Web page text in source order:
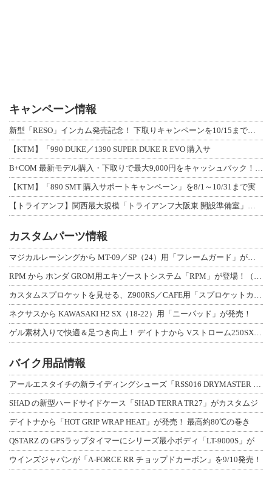
キャンペーン情報
【KTM】「990 DUKE／1390 SUPER DUKE R EVO 購入サ
【KTM】「890 SMT 購入サポートキャンペーン」を8/1～10/31まで実
カスタムパーツ情報
ネクサスから KAWASAKI H2 SX（18-22）用「ニーパッド」が発売！
バイク用品情報
SHAD の新型ハードサイドケース「SHAD TERRA TR27」がカスタムジ
デイトナから「HOT GRIP WRAP HEAT」が発売！ 最高約80℃の巻き
QSTARZ の GPSラップタイマーにシリーズ最小ボディ「LT-9000S」が
ウインズジャパンが「A-FORCE RR チョップドカーボン」を9/10発売！